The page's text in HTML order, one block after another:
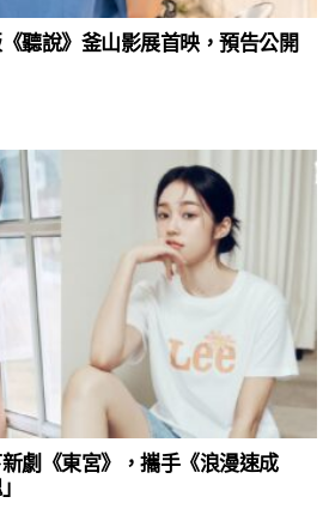
聽說》釜山影展首映，預告公開
劇《東宮》，攜手《浪漫速成